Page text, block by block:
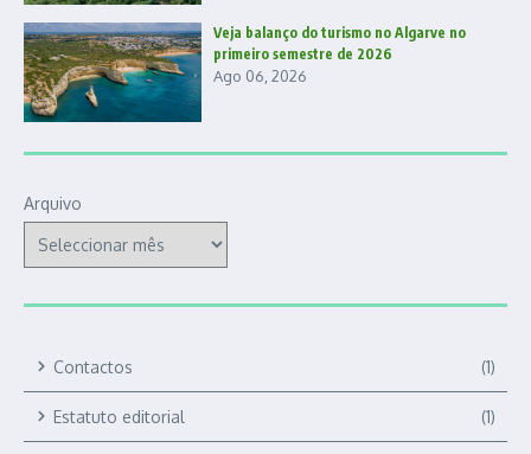
Veja balanço do turismo no Algarve no
primeiro semestre de 2026
Ago 06, 2026
Arquivo
Contactos (1)
Estatuto editorial (1)